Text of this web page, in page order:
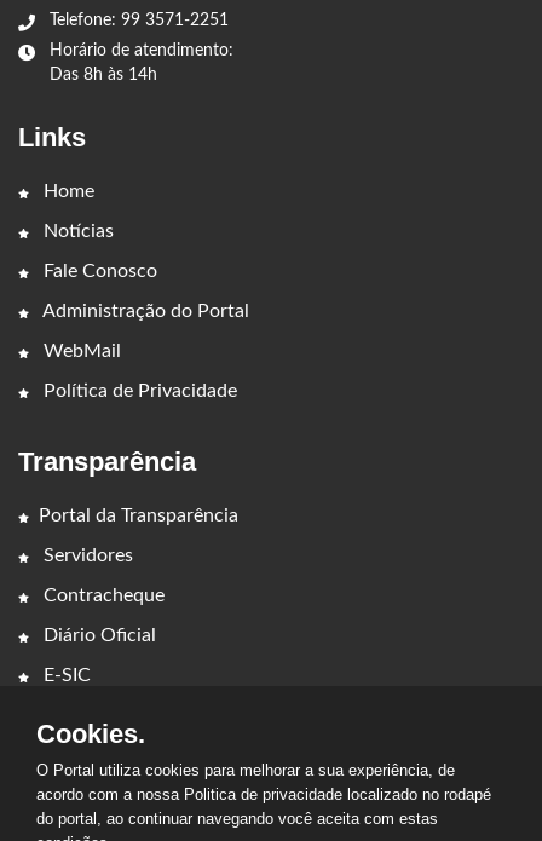
Telefone: 99 3571-2251
Horário de atendimento:
Das 8h às 14h
Links
Home
Notícias
Fale Conosco
Administração do Portal
WebMail
Política de Privacidade
Transparência
Portal da Transparência
Servidores
Contracheque
Diário Oficial
E-SIC
Cookies.
O Portal utiliza cookies para melhorar a sua experiência, de
acordo com a nossa Politica de privacidade localizado no rodapé
do portal, ao continuar navegando você aceita com estas